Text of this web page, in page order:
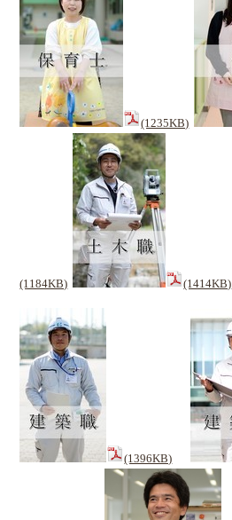
(1235KB)
(1184KB) (1414KB)
(1396KB)